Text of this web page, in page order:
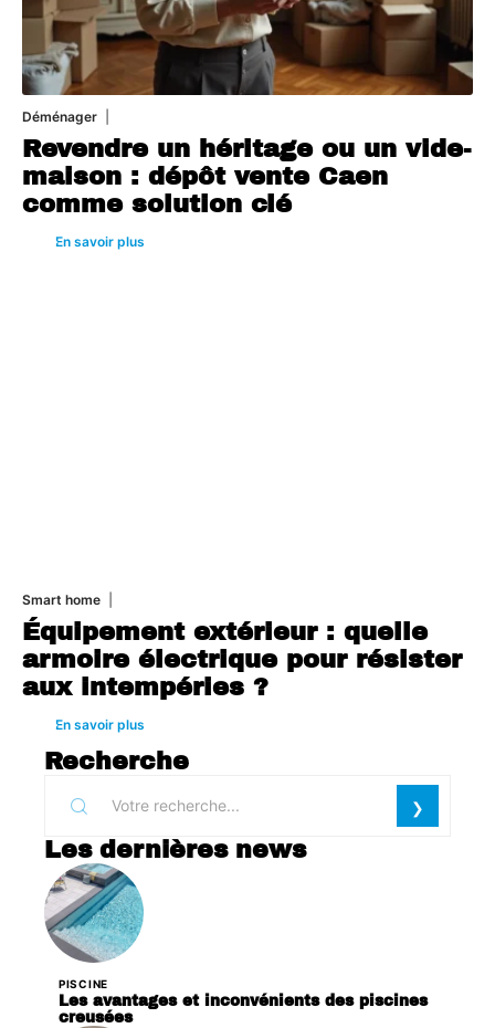
Déménager
Revendre un héritage ou un vide-
maison : dépôt vente Caen
comme solution clé
En savoir plus
Smart home
Équipement extérieur : quelle
armoire électrique pour résister
aux intempéries ?
En savoir plus
Recherche
Les dernières news
PISCINE
Les avantages et inconvénients des piscines
creusées